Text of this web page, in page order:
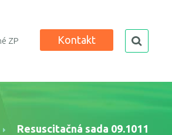
search
Kontakt
ZP
Resuscitačná sada 09.1011